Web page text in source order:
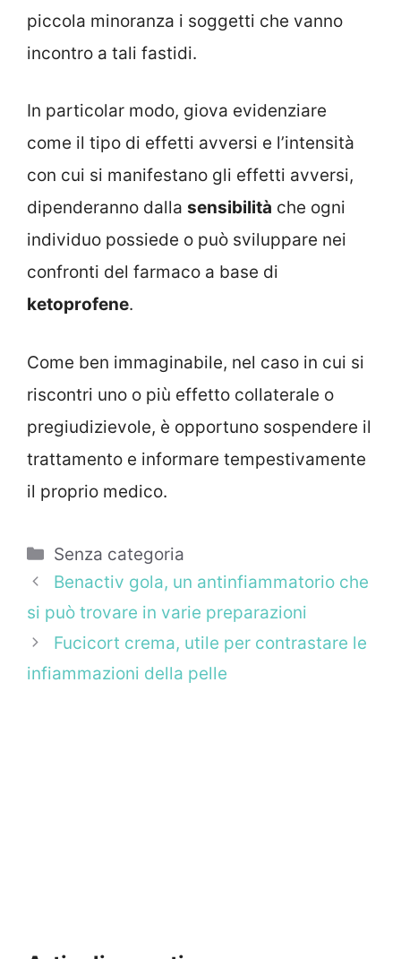
piccola minoranza i soggetti che vanno
incontro a tali fastidi.
In particolar modo, giova evidenziare
come il tipo di effetti avversi e l’intensità
con cui si manifestano gli effetti avversi,
dipenderanno dalla sensibilità che ogni
individuo possiede o può sviluppare nei
confronti del farmaco a base di
ketoprofene.
Come ben immaginabile, nel caso in cui si
riscontri uno o più effetto collaterale o
pregiudizievole, è opportuno sospendere il
trattamento e informare tempestivamente
il proprio medico.
Categorie
Senza categoria
Benactiv gola, un antinfiammatorio che
si può trovare in varie preparazioni
Fucicort crema, utile per contrastare le
infiammazioni della pelle